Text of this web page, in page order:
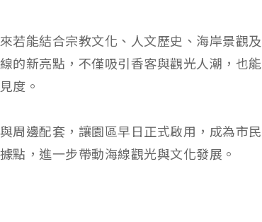
若能結合宗教文化、人文歷史、海岸景觀及
的新亮點，不僅吸引香客與觀光人潮，也能
度。
周邊配套，讓園區早日正式啟用，成為市民
點，進一步帶動海線觀光與文化發展。